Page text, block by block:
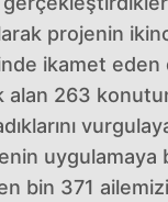
projenin
ikamet eden
alan 263
uygulamaya
bin 371